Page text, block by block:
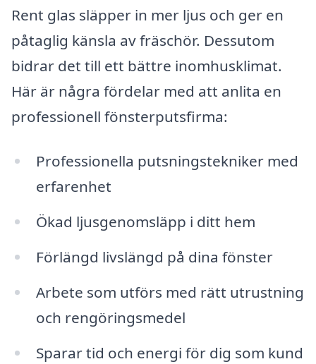
Rent glas släpper in mer ljus och ger en
påtaglig känsla av fräschör. Dessutom
bidrar det till ett bättre inomhusklimat.
Här är några fördelar med att anlita en
professionell fönsterputsfirma:
Professionella putsningstekniker med
erfarenhet
Ökad ljusgenomsläpp i ditt hem
Förlängd livslängd på dina fönster
Arbete som utförs med rätt utrustning
och rengöringsmedel
Sparar tid och energi för dig som kund